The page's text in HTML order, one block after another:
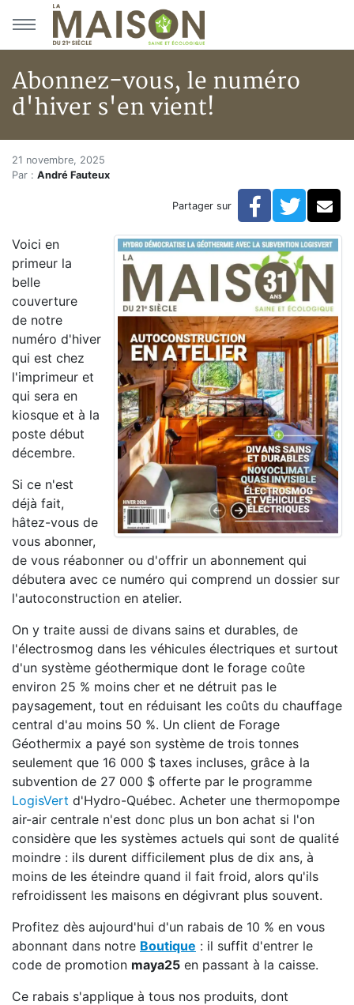
Aller au menu principal
Aller au contenu principal
Abonnez-vous, le numéro
d'hiver s'en vient!
Accueil
Articles
Abonnez-vous, le numéro d'hiver s'en vient!
Abonnez-vous, le numéro
21 novembre, 2025
Par : André Fauteux
Partager sur Facebook
Voici en
primeur la
belle
couverture
de notre
numéro d'hiver
qui est chez
l'imprimeur et
qui sera en
kiosque et à la
poste début
décembre.
Si ce n'est
déjà fait,
hâtez-vous de
vous abonner,
de vous réabonner ou d'offrir un abonnement qui
débutera avec ce numéro qui comprend un dossier sur
l'autoconstruction en atelier.
On y traite aussi de divans sains et durables, de
l'électrosmog dans les véhicules électriques et surtout
d'un système géothermique dont le forage coûte
environ 25 % moins cher et ne détruit pas le
paysagement, tout en réduisant les coûts du chauffage
central d'au moins 50 %. Un client de Forage
Géothermix a payé son système de trois tonnes
seulement que 16 000 $ taxes incluses, grâce à la
subvention de 27 000 $ offerte par le programme
LogisVert d'Hydro-Québec. Acheter une thermopompe
air-air centrale n'est donc plus un bon achat si l'on
considère que les systèmes actuels qui sont de qualité
moindre : ils durent difficilement plus de dix ans, à
moins de les éteindre quand il fait froid, alors qu'ils
refroidissent les maisons en dégivrant plus souvent.
Profitez dès aujourd'hui d'un rabais de 10 % en vous
abonnant dans notre Boutique : il suffit d'entrer le
code de promotion maya25 en passant à la caisse.
Ce rabais s'applique à tous nos produits, dont